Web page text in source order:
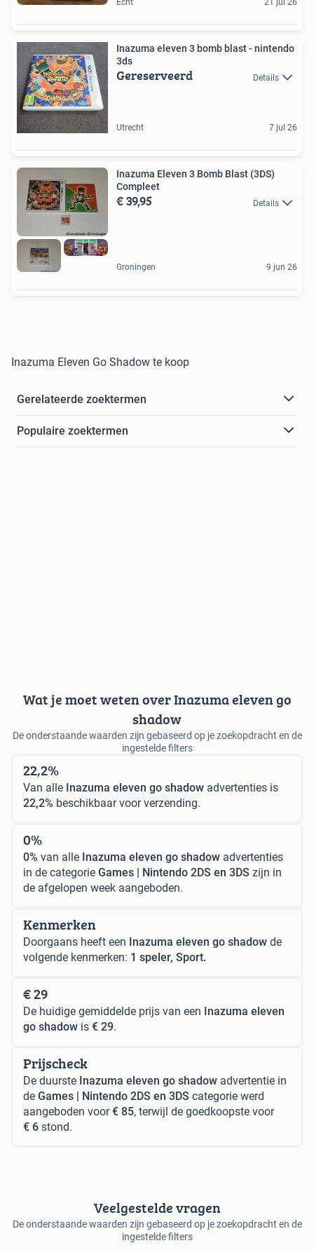
Echt 21 jul 26
Inazuma eleven 3 bomb blast - nintendo
3ds
Gereserveerd Details
Utrecht 7 jul 26
Inazuma Eleven 3 Bomb Blast (3DS)
Compleet
€ 39,95 Details
Groningen 9 jun 26
Inazuma Eleven Go Shadow te koop
Gerelateerde zoektermen
Populaire zoektermen
Wat je moet weten over Inazuma eleven go
shadow
De onderstaande waarden zijn gebaseerd op je zoekopdracht en de
ingestelde filters
22,2%
Van alle Inazuma eleven go shadow advertenties is
22,2% beschikbaar voor verzending.
0%
0% van alle Inazuma eleven go shadow advertenties
in de categorie Games | Nintendo 2DS en 3DS zijn in
de afgelopen week aangeboden.
Kenmerken
Doorgaans heeft een Inazuma eleven go shadow de
volgende kenmerken: 1 speler, Sport.
€ 29
De huidige gemiddelde prijs van een Inazuma eleven
go shadow is € 29.
Prijscheck
De duurste Inazuma eleven go shadow advertentie in
de Games | Nintendo 2DS en 3DS categorie werd
aangeboden voor€ 85, terwijl de goedkoopste voor
€ 6 stond.
Veelgestelde vragen
De onderstaande waarden zijn gebaseerd op je zoekopdracht en de
ingestelde filters